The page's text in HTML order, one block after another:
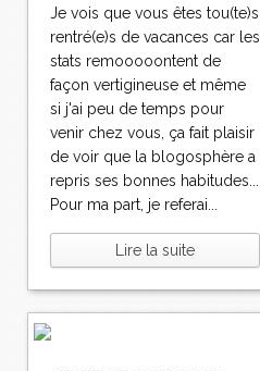
Je vois que vous êtes tou(te)s
rentré(e)s de vacances car les
stats remooooontent de
façon vertigineuse et même
si j'ai peu de temps pour
venir chez vous, ça fait plaisir
de voir que la blogosphère a
repris ses bonnes habitudes...
Pour ma part, je referai...
Lire la suite